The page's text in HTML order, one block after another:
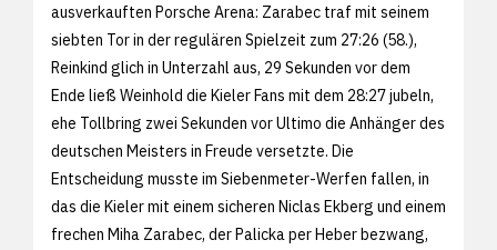
ausverkauften Porsche Arena: Zarabec traf mit seinem
siebten Tor in der regulären Spielzeit zum 27:26 (58.),
Reinkind glich in Unterzahl aus, 29 Sekunden vor dem
Ende ließ Weinhold die Kieler Fans mit dem 28:27 jubeln,
ehe Tollbring zwei Sekunden vor Ultimo die Anhänger des
deutschen Meisters in Freude versetzte. Die
Entscheidung musste im Siebenmeter-Werfen fallen, in
das die Kieler mit einem sicheren Niclas Ekberg und einem
frechen Miha Zarabec, der Palicka per Heber bezwang,